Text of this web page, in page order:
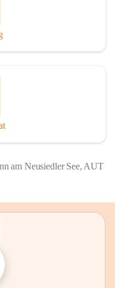
am Neusiedler See, AUT